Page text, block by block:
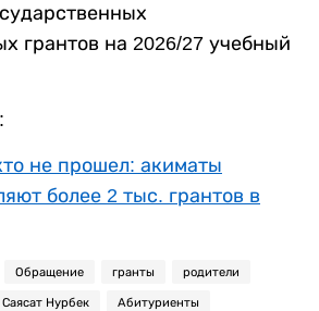
грантов на 2026/27 учебный
не прошел: акиматы
более 2 тыс. грантов в
Обращение гранты родители
Саясат Нурбек Абитуриенты